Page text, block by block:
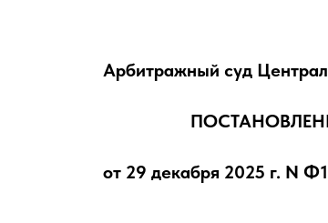
Арбитражный суд
от 29 декабря 2025 г. N